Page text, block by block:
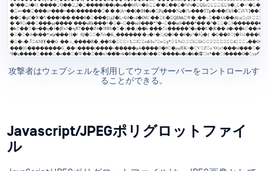
攻撃者はウェブシェルを利用してウェブサーバーをコントロールす
ることができる。
Javascript/JPEGポリグロットファイ
ル